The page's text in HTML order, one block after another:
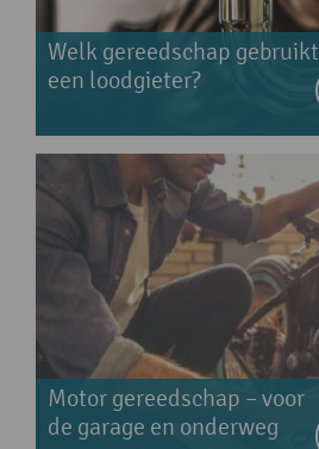
Welk gereedschap gebruikt
een loodgieter?
Motor gereedschap – voor
de garage en onderweg